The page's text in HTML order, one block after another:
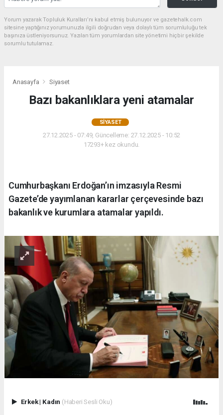
Yorum yazarak Topluluk Kuralları’nı kabul etmiş bulunuyor ve gazetehalk.com
sitesine yaptığınız yorumunuzla ilgili doğrudan veya dolaylı tüm sorumluluğu tek
başınıza üstleniyorsunuz. Yazılan tüm yorumlardan site yönetimi hiçbir şekilde
sorumlu tutulamaz.
Anasayfa Siyaset
Bazı bakanlıklara yeni atamalar
SIYASET
27.12.2025 - 07:49, Güncelleme: 27.12.2025 - 10:52
17293+ kez okundu.
Cumhurbaşkanı Erdoğan’ın imzasıyla Resmi
Gazete’de yayımlanan kararlar çerçevesinde bazı
bakanlık ve kurumlara atamalar yapıldı.
Erkek| Kadın (Haberi Sesli Oku)